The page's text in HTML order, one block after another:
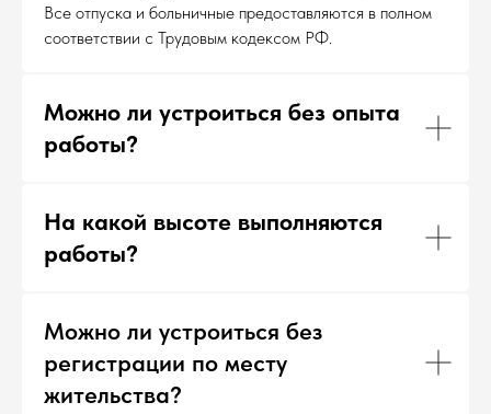
Все отпуска и больничные предоставляются в полном
соответствии с Трудовым кодексом РФ.
Можно ли устроиться без опыта
работы?
На какой высоте выполняются
работы?
Можно ли устроиться без
регистрации по месту
жительства?